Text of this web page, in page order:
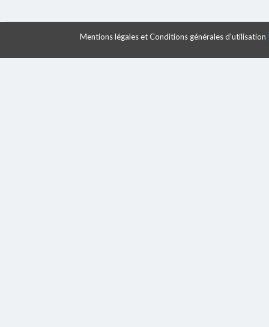
Mentions légales et Conditions générales d'utilisation